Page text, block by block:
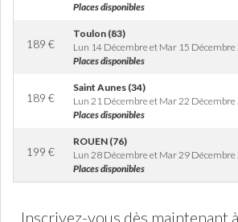
Places disponibles
189 €
Toulon (83)
Lun 14 Décembre et Mar 15
Places disponibles
189 €
Saint Aunes (34)
Lun 21 Décembre et Mar 22
Places disponibles
199 €
ROUEN (76)
Lun 28 Décembre et Mar 29
Places disponibles
Inscrivez-vous dès maintenant